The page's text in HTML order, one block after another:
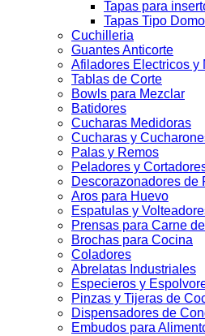
Tapas para
Tapas Tipo
Cuchilleria
Guantes Anticorte
Afiladores Electricos y
Tablas de Corte
Bowls para Mezclar
Batidores
Cucharas Medidoras
Cucharas y
Palas y Remos
Peladores y
Descorazonadores de
Aros para Huevo
Espatulas y
Prensas para Carne
Brochas para Cocina
Coladores
Abrelatas Industriales
Especieros y
Pinzas y Tijeras de
Dispensadores de
Embudos para